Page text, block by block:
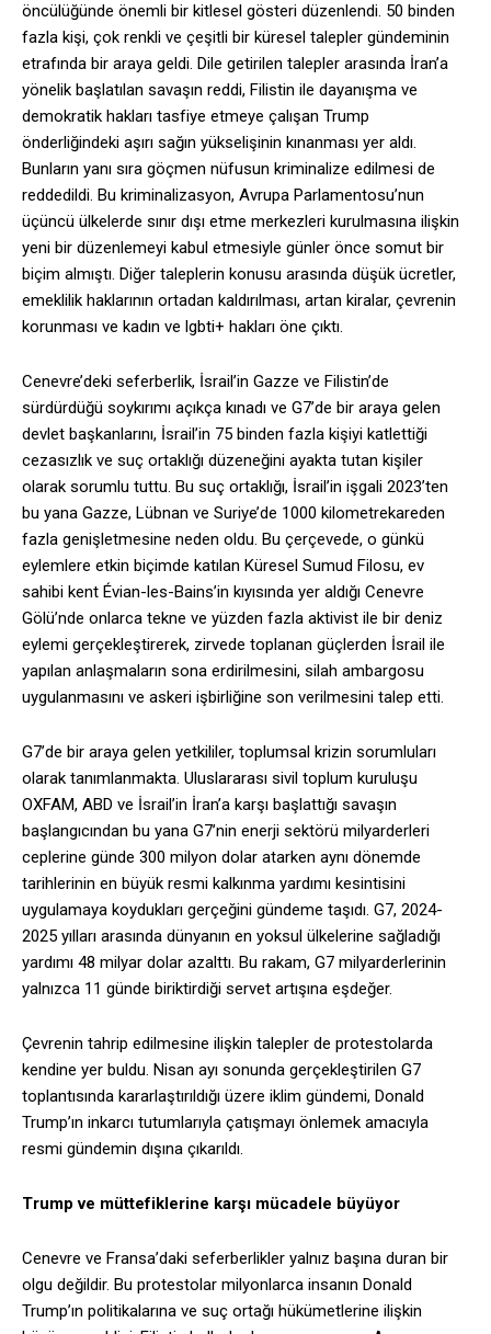
öncülüğünde önemli bir kitlesel gösteri düzenlendi. 50 binden
fazla kişi, çok renkli ve çeşitli bir küresel talepler gündeminin
etrafında bir araya geldi. Dile getirilen talepler arasında İran’a
yönelik başlatılan savaşın reddi, Filistin ile dayanışma ve
demokratik hakları tasfiye etmeye çalışan Trump
önderliğindeki aşırı sağın yükselişinin kınanması yer aldı.
Bunların yanı sıra göçmen nüfusun kriminalize edilmesi de
reddedildi. Bu kriminalizasyon, Avrupa Parlamentosu’nun
üçüncü ülkelerde sınır dışı etme merkezleri kurulmasına ilişkin
yeni bir düzenlemeyi kabul etmesiyle günler önce somut bir
biçim almıştı. Diğer taleplerin konusu arasında düşük ücretler,
emeklilik haklarının ortadan kaldırılması, artan kiralar, çevrenin
korunması ve kadın ve lgbti+ hakları öne çıktı.
Cenevre’deki seferberlik, İsrail’in Gazze ve Filistin’de
sürdürdüğü soykırımı açıkça kınadı ve G7’de bir araya gelen
devlet başkanlarını, İsrail’in 75 binden fazla kişiyi katlettiği
cezasızlık ve suç ortaklığı düzeneğini ayakta tutan kişiler
olarak sorumlu tuttu. Bu suç ortaklığı, İsrail’in işgali 2023’ten
bu yana Gazze, Lübnan ve Suriye’de 1000 kilometrekareden
fazla genişletmesine neden oldu. Bu çerçevede, o günkü
eylemlere etkin biçimde katılan Küresel Sumud Filosu, ev
sahibi kent Évian-les-Bains’in kıyısında yer aldığı Cenevre
Gölü’nde onlarca tekne ve yüzden fazla aktivist ile bir deniz
eylemi gerçekleştirerek, zirvede toplanan güçlerden İsrail ile
yapılan anlaşmaların sona erdirilmesini, silah ambargosu
uygulanmasını ve askeri işbirliğine son verilmesini talep etti.
G7’de bir araya gelen yetkililer, toplumsal krizin sorumluları
olarak tanımlanmakta. Uluslararası sivil toplum kuruluşu
OXFAM, ABD ve İsrail’in İran’a karşı başlattığı savaşın
başlangıcından bu yana G7’nin enerji sektörü milyarderleri
ceplerine günde 300 milyon dolar atarken aynı dönemde
tarihlerinin en büyük resmi kalkınma yardımı kesintisini
uygulamaya koydukları gerçeğini gündeme taşıdı. G7, 2024-
2025 yılları arasında dünyanın en yoksul ülkelerine sağladığı
yardımı 48 milyar dolar azalttı. Bu rakam, G7 milyarderlerinin
yalnızca 11 günde biriktirdiği servet artışına eşdeğer.
Çevrenin tahrip edilmesine ilişkin talepler de protestolarda
kendine yer buldu. Nisan ayı sonunda gerçekleştirilen G7
toplantısında kararlaştırıldığı üzere iklim gündemi, Donald
Trump’ın inkarcı tutumlarıyla çatışmayı önlemek amacıyla
resmi gündemin dışına çıkarıldı.
Trump ve müttefiklerine karşı mücadele büyüyor
Cenevre ve Fransa’daki seferberlikler yalnız başına duran bir
olgu değildir. Bu protestolar milyonlarca insanın Donald
Trump’ın politikalarına ve suç ortağı hükümetlerine ilişkin